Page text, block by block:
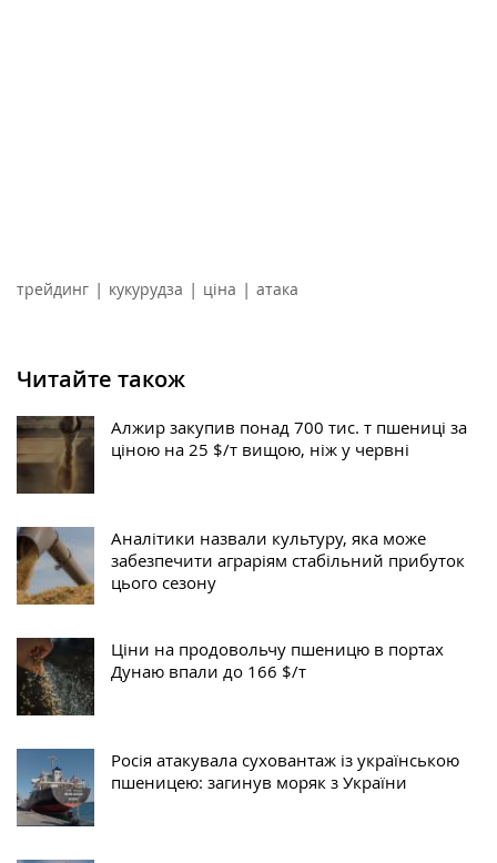
трейдинг | кукурудза | ціна | атака
Читайте також
Алжир закупив понад 700 тис. т пшениці за
ціною на 25 $/т вищою, ніж у червні
Аналітики назвали культуру, яка може
забезпечити аграріям стабільний прибуток
цього сезону
Ціни на продовольчу пшеницю в портах
Дунаю впали до 166 $/т
Росія атакувала суховантаж із українською
пшеницею: загинув моряк з України